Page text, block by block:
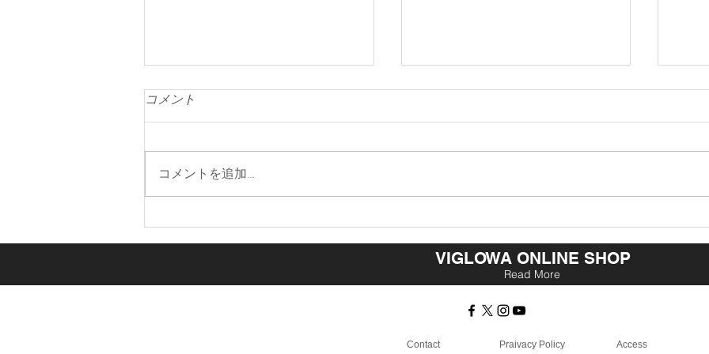
マインドフルネス
与え
コメント
コメントを追加…
VIGLOWA ONLINE SHOP
Read More
Contact Praivacy Policy Access